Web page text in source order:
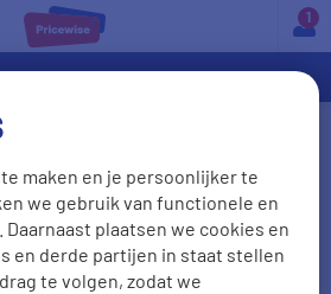
maken en je persoonlijker te
we gebruik van functionele en
plaatsen we cookies en
en derde partijen in staat stellen
te volgen, zodat we
a
gehuurd hebt, dan regelt je
voor je woning.
heeft onderdelen van